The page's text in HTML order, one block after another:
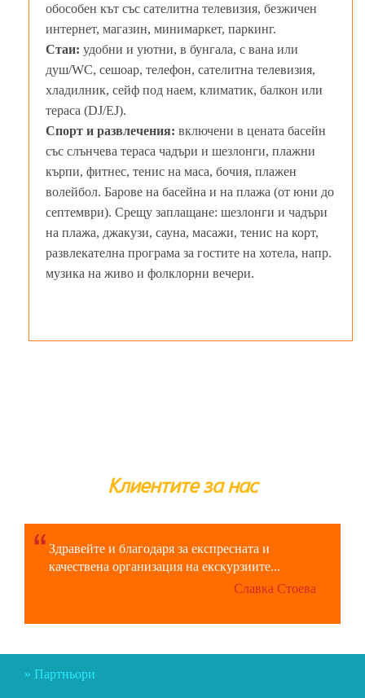
обособен кът със сателитна телевизия, безжичен
интернет, магазин, минимаркет, паркинг.
Стаи: удобни и уютни, в бунгала, с вана или
душ/WC, сешоар, телефон, сателитна телевизия,
хладилник, сейф под наем, климатик, балкон или
тераса (DJ/EJ).
Спорт и развлечения: включени в цената басейн
със слънчева тераса чадъри и шезлонги, плажни
кърпи, фитнес, тенис на маса, бочия, плажен
волейбол. Барове на басейна и на плажа (от юни до
септември). Срещу заплащане: шезлонги и чадъри
на плажа, джакузи, сауна, масажи, тенис на корт,
развлекателна програма за гостите на хотела, напр.
музика на живо и фолклорни вечери.
Клиентите за нас
Здравейте и благодаря за експресната и
качествена организация на екскурзиите...
Славка Стоева
Партньори